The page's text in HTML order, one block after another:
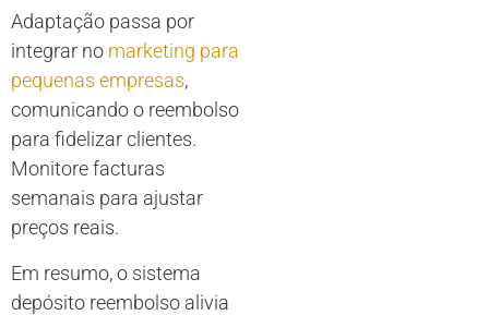
Adaptação passa por
integrar no marketing para
pequenas empresas,
comunicando o reembolso
para fidelizar clientes.
Monitore facturas
semanais para ajustar
preços reais.
Em resumo, o sistema
depósito reembolso alivia